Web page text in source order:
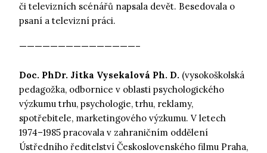
či televizních scénářů napsala devět. Besedovala o
psaní a televizní práci.
———————————————–
Doc. PhDr. Jitka Vysekalová Ph. D. (vysokoškolská
pedagožka, odbornice v oblasti psychologického
výzkumu trhu, psychologie, trhu, reklamy,
spotřebitele, marketingového výzkumu. V letech
1974–1985 pracovala v zahraničním oddělení
Ústředního ředitelství Československého filmu Praha,